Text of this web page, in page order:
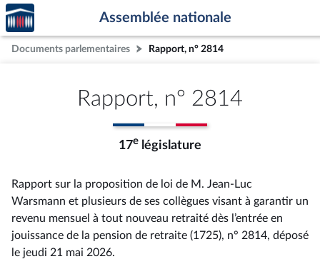
Aller au contenu
Aller en bas de la page
Accèder
à la
page
d'accueil
Assemblée nationale
Documents parlementaires Rapport, n° 2814
Rapport, n° 2814
17e législature
Rapport sur la proposition de loi de M. Jean-Luc
Warsmann et plusieurs de ses collègues visant à garantir un
revenu mensuel à tout nouveau retraité dès l’entrée en
jouissance de la pension de retraite (1725), n° 2814, déposé
le jeudi 21 mai 2026.